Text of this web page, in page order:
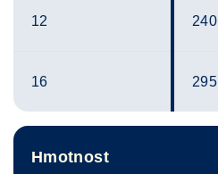
12 240
16 295
Hmotnost